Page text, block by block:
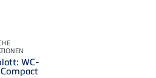
WC-